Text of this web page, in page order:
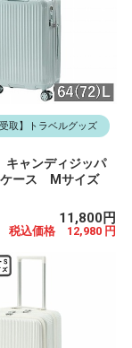
受取】トラベルグッズ
ャンディジッパ
ケース Mサイズ
11,800円
税込価格 12,980 円